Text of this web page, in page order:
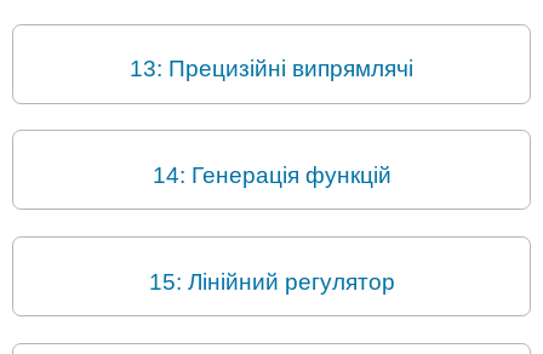
13: Прецизійні випрямлячі
14: Генерація функцій
15: Лінійний регулятор